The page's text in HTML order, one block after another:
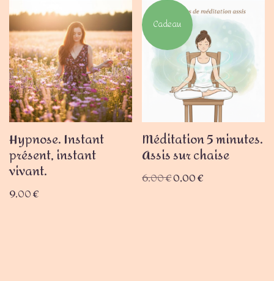
Hypnose. Instant
présent, instant
vivant.
9,00€
Cadeau
Méditation 5 minutes.
Assis sur chaise
6,00€0,00€